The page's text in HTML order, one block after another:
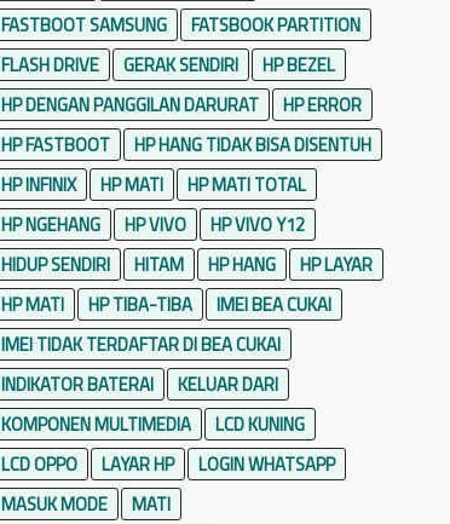
FASTBOOT SAMSUNG
FATSBOOK PARTITION
FLASH DRIVE
GERAK SENDIRI
HP BEZEL
HP DENGAN PANGGILAN DARURAT
HP ERROR
HP FASTBOOT
HP HANG TIDAK BISA DISENTUH
HP INFINIX
HP MATI
HP MATI TOTAL
HP NGEHANG
HP VIVO
HP VIVO Y12
HIDUP SENDIRI
HITAM HP HANG
HP LAYAR
HP MATI
HP TIBA-TIBA
IMEI BEA CUKAI
IMEI TIDAK TERDAFTAR DI BEA CUKAI
INDIKATOR BATERAI
KELUAR DARI
KOMPONEN MULTIMEDIA
LCD KUNING
LCD OPPO
LAYAR HP
LOGIN WHATSAPP
MASUK MODE
MATI